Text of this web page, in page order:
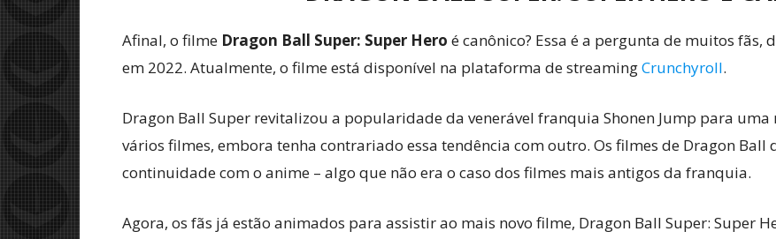
Afinal, o filme Dragon Ball Super: Super Hero é canônico? Essa é a pergunta de muitos fãs,
em 2022. Atualmente, o filme está disponível na plataforma de streamingCrunchyroll.
Dragon Ball Super revitalizou a popularidade da venerável franquia Shonen Jump para uma
vários filmes, embora tenha contrariado essa tendência com outro. Os filmes de Dragon
continuidade com o anime – algo que não era o caso dos filmes mais antigos da franquia.
Agora, os fãs já estão animados para assistir ao mais novo filme, Dragon Ball Super: Super